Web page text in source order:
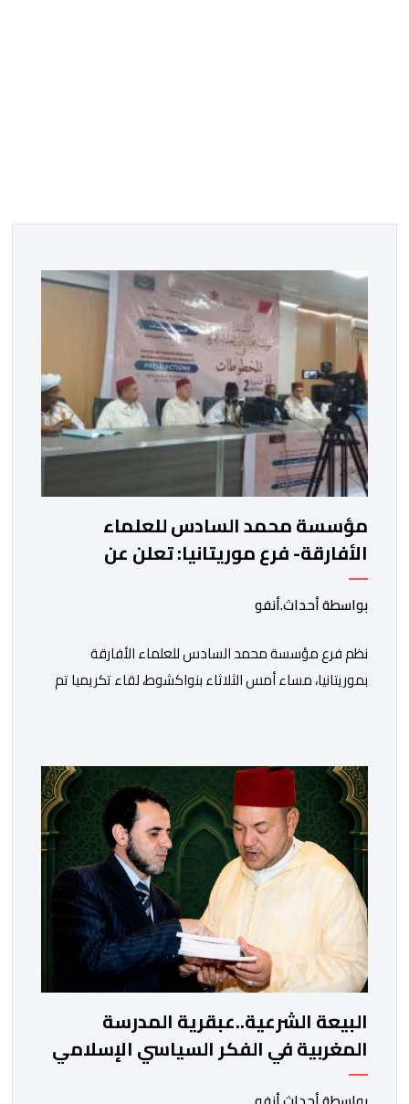
مؤسسة محمد السادس للعلماء
الأفارقة- فرع موريتانيا: تعلن عن
المتأهلين في مسابقة المخطوطات
والوثائق الإسلامية – الإفريقية
بواسطة أحداث.أنفو
نظم فرع مؤسسة محمد السادس للعلماء الأفارقة
بموريتانيا، مساء أمس الثلاثاء بنواكشوط، لقاء تكريميا تم
الإفريقية. وجرت هذه المسابقة التي بلغت دورتها الثالثة في
ثلاثة أصناف تهم الكتب المخطوطة والمصاحف المخطوطة
والوثائق. وأفاد رئيس اللجنة المشرفة على المسابقة، المختار
السعد، بأن […]
البيعة الشرعية..عبقرية المدرسة
المغربية في الفكر السياسي الإسلامي